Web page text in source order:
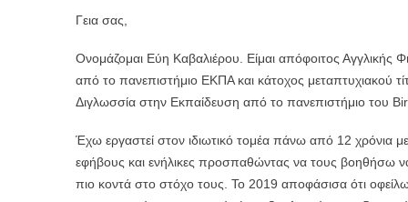
Γεια σας,
Ονομάζομαι Εύη Καβαλιέρου. Είμαι απόφοιτος Αγγλικής
από το πανεπιστήμιο ΕΚΠΑ και κάτοχος μεταπτυχιακού
Διγλωσσία στην Εκπαίδευση από το πανεπιστήμιο του
Έχω εργαστεί στον ιδιωτικό τομέα πάνω από 12 χρόνια
εφήβους και ενήλικες προσπαθώντας να τους βοηθήσω
πιο κοντά στο στόχο τους. Το 2019 αποφάσισα ότι